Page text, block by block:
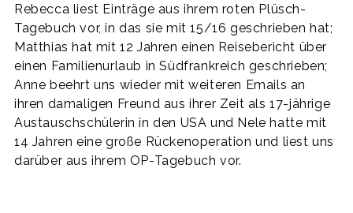
Rebecca liest Einträge aus ihrem roten Plüsch-
Tagebuch vor, in das sie mit 15/16 geschrieben hat;
Matthias hat mit 12 Jahren einen Reisebericht über
einen Familienurlaub in Südfrankreich geschrieben;
Anne beehrt uns wieder mit weiteren Emails an
ihren damaligen Freund aus ihrer Zeit als 17-jährige
Austauschschülerin in den USA und Nele hatte mit
14 Jahren eine große Rückenoperation und liest uns
darüber aus ihrem OP-Tagebuch vor.